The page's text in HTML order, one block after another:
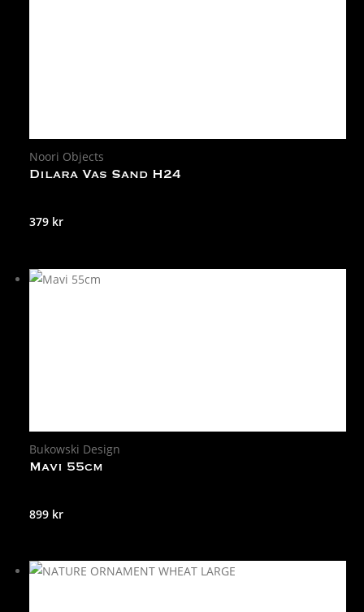
Noori Objects
Dilara Vas Sand H24
379 kr
Bukowski Design
Mavi 55cm
899 kr